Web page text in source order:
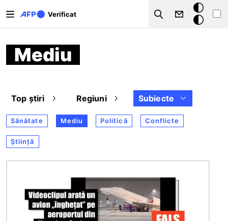
Verificat
Search
Modul
întunecat
Mediu
Top știri Regiuni Subiecte
Sănătate Mediu Politică Conflicte
Știință